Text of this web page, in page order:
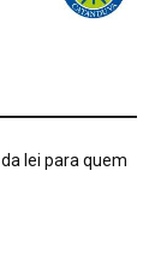
lei para quem